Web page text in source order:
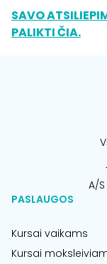
SAVO
PALIKTI ČIA.
A/
PASLAUGOS
Kursai vaikams
Kursai